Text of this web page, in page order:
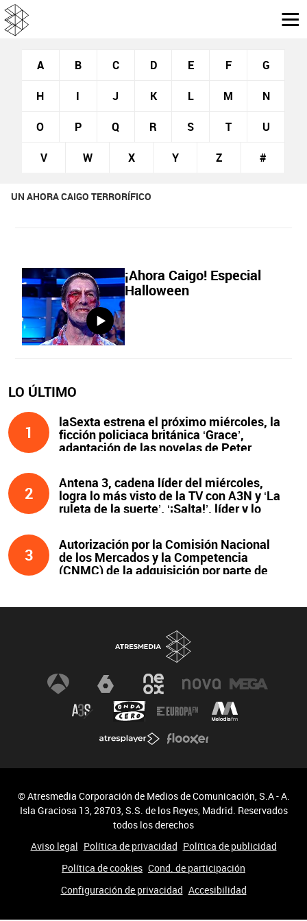
A B C D E F G
H I J K L M N
O P Q R S T U
V W X Y Z #
UN AHORA CAIGO TERRORÍFICO
¡Ahora Caigo! Especial
Halloween
LO ÚLTIMO
1
laSexta estrena el próximo miércoles, la
ficción policiaca británica ‘Grace’,
adaptación de las novelas de Peter
2
Antena 3, cadena líder del miércoles,
logra lo más visto de la TV con A3N y ‘La
ruleta de la suerte’. ‘¡Salta!’, líder y lo
3
Autorización por la Comisión Nacional
de los Mercados y la Competencia
(CNMC) de la adquisición por parte de
compromisos asumidos
© Atresmedia Corporación de Medios de Comunicación, S.A - A.
Isla Graciosa 13, 28703, S.S. de los Reyes, Madrid. Reservados
todos los derechos
Aviso legal Política de privacidad Política de publicidad
Política de cookies Cond. de participación
Configuración de privacidad Accesibilidad